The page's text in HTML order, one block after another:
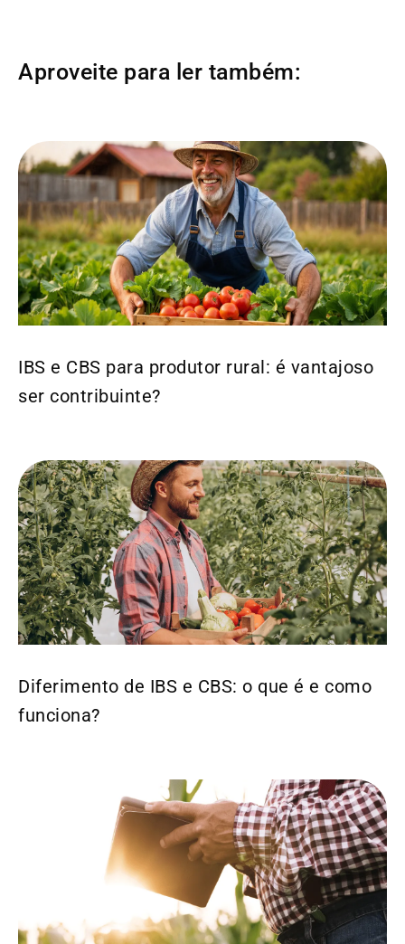
Aproveite para ler também:
IBS e CBS para produtor rural: é vantajoso
ser contribuinte?
Diferimento de IBS e CBS: o que é e como
funciona?